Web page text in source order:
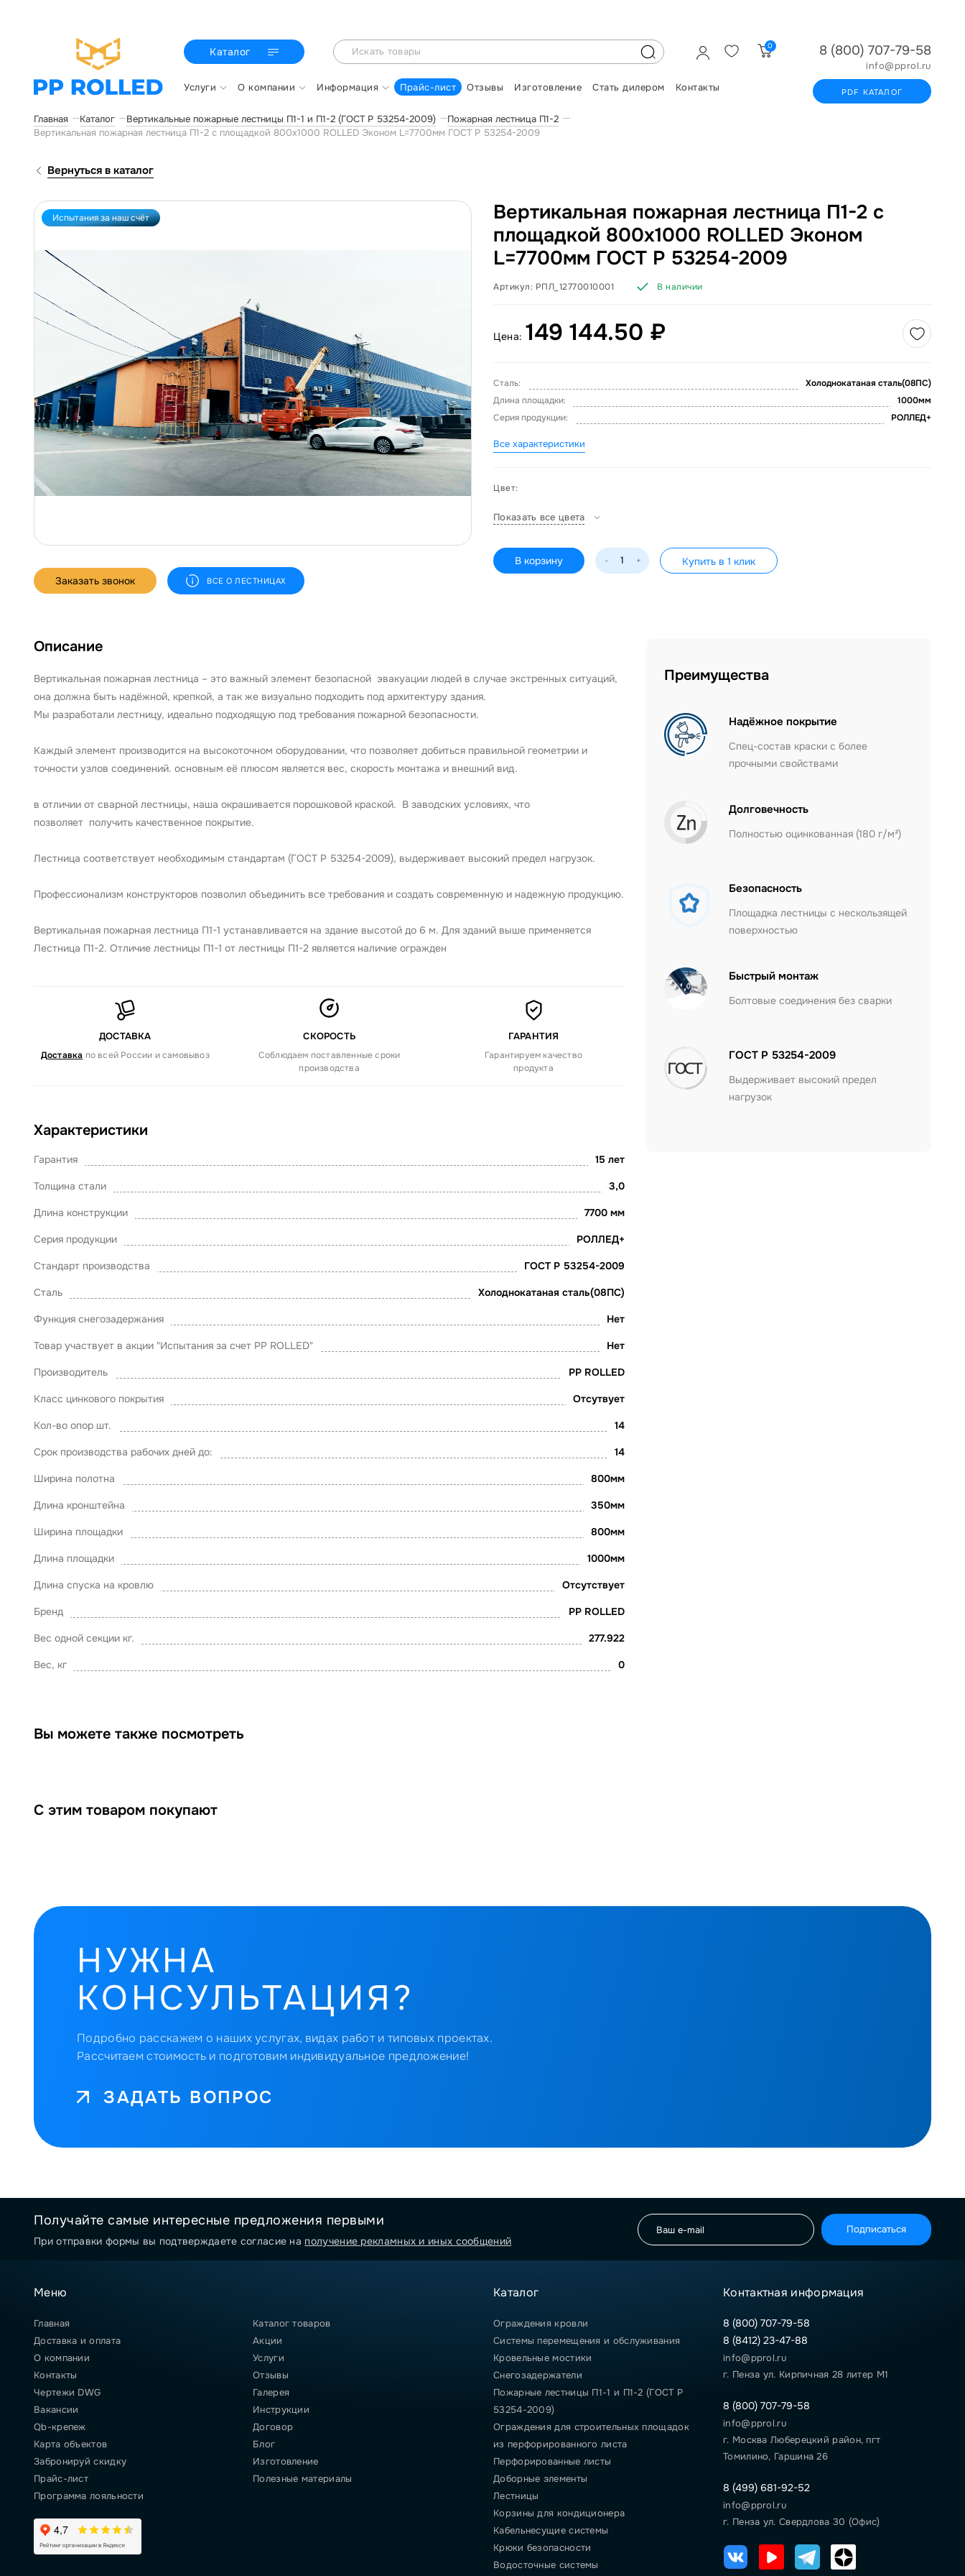
Каталог 0
Услуги О компании Информация Прайс-лист Отзывы Изготовление Стать дилером Контакты
8 (800) 707-79-58
info@pprol.ru
PDF КАТАЛОГ
Главная Каталог Вертикальные пожарные лестницы П1-1 и П1-2 (ГОСТ Р 53254-2009)
Пожарная лестница П1-2
Вертикальная пожарная лестница П1-2 с площадкой 800х1000 ROLLED Эконом L=7700мм ГОСТ Р 53254-2009
Вернуться в каталог
Испытания за наш счёт
Заказать звонок ВСЕ О ЛЕСТНИЦАХ
Вертикальная пожарная лестница П1-2 с
площадкой 800х1000 ROLLED Эконом
L=7700мм ГОСТ Р 53254-2009
Артикул: РПЛ_12770010001 В наличии
Цена: 149 144.50 ₽
Сталь:
Холоднокатаная сталь(08ПС)
Длина площадки:
1000мм
Серия продукции:
РОЛЛЕД+
Все характеристики
Цвет:
Показать все цвета
В корзину - + Купить в 1 клик
Описание
Вертикальная пожарная лестница – это важный элемент безопасной эвакуации людей в случае экстренных ситуаций,
она должна быть надёжной, крепкой, а так же визуально подходить под архитектуру здания.
Мы разработали лестницу, идеально подходящую под требования пожарной безопасности.
Каждый элемент производится на высокоточном оборудовании, что позволяет добиться правильной геометрии и
точности узлов соединений. основным её плюсом является вес, скорость монтажа и внешний вид.
в отличии от сварной лестницы, наша окрашивается порошковой краской. В заводских условиях, что
позволяет получить качественное покрытие.
Лестница соответствует необходимым стандартам (ГОСТ Р 53254-2009), выдерживает высокий предел нагрузок.
Профессионализм конструкторов позволил объединить все требования и создать современную и надежную продукцию.
Вертикальная пожарная лестница П1-1 устанавливается на здание высотой до 6 м. Для зданий выше применяется
Лестница П1-2. Отличие лестницы П1-1 от лестницы П1-2 является наличие огражден
ДОСТАВКА
Доставка по всей России и самовывоз
СКОРОСТЬ
Соблюдаем поставленные сроки
производства
ГАРАНТИЯ
Гарантируем качество
продукта
Характеристики
Гарантия 15 лет
Толщина стали 3,0
Длина конструкции 7700 мм
Серия продукции РОЛЛЕД+
Стандарт производства ГОСТ Р 53254-2009
Сталь Холоднокатаная сталь(08ПС)
Функция снегозадержания Нет
Товар участвует в акции "Испытания за счет PP ROLLED" Нет
Производитель PP ROLLED
Класс цинкового покрытия Отсутвует
Кол-во опор шт. 14
Срок производства рабочих дней до: 14
Ширина полотна 800мм
Длина кронштейна 350мм
Ширина площадки 800мм
Длина площадки 1000мм
Длина спуска на кровлю Отсутствует
Бренд PP ROLLED
Вес одной секции кг. 277.922
Вес, кг 0
Преимущества
Надёжное покрытие
Спец-состав краски с более
прочными свойствами
Долговечность
Полностью оцинкованная (180 г/м²)
Безопасность
Площадка лестницы с нескользящей
поверхностью
Быстрый монтаж
Болтовые соединения без сварки
ГОСТ Р 53254-2009
Выдерживает высокий предел
нагрузок
Вы можете также посмотреть
С этим товаром покупают
НУЖНА
КОНСУЛЬТАЦИЯ?
Подробно расскажем о наших услугах, видах работ и типовых проектах.
Рассчитаем стоимость и подготовим индивидуальное предложение!
ЗАДАТЬ ВОПРОС
Получайте самые интересные предложения первыми
При отправки формы вы подтверждаете согласие на получение рекламных и иных сообщений
Подписаться
Меню
Главная
Каталог товаров
Доставка и оплата
Акции
О компании
Услуги
Контакты
Отзывы
Чертежи DWG
Галерея
Вакансии
Инструкции
Qb-крепеж
Договор
Карта объектов
Блог
Забронируй скидку
Изготовление
Прайс-лист
Полезные материалы
Программа лояльности
Каталог
Ограждения кровли
Системы перемещения и обслуживания
Кровельные мостики
Снегозадержатели
Пожарные лестницы П1-1 и П1-2 (ГОСТ Р
53254-2009)
Ограждения для строительных площадок
из перфорированного листа
Перфорированные листы
Доборные элементы
Лестницы
Корзины для кондиционера
Кабельнесущие системы
Крюки безопасности
Водосточные системы
Контактная информация
8 (800) 707-79-58
8 (8412) 23-47-88
info@pprol.ru
г. Пенза ул. Кирпичная 28 литер М1
8 (800) 707-79-58
info@pprol.ru
г. Москва Люберецкий район, пгт
Томилино, Гаршина 26
8 (499) 681-92-52
info@pprol.ru
г. Пенза ул. Свердлова 30 (Офис)